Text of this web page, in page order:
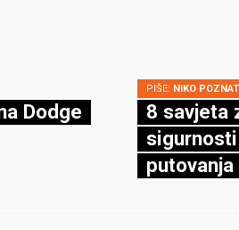
Dodge
PIŠE: NIKO POZNAT
8 savjeta
putovanja